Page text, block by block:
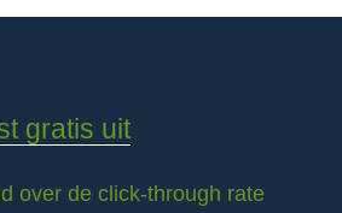
gratis uit
over de click-through rate